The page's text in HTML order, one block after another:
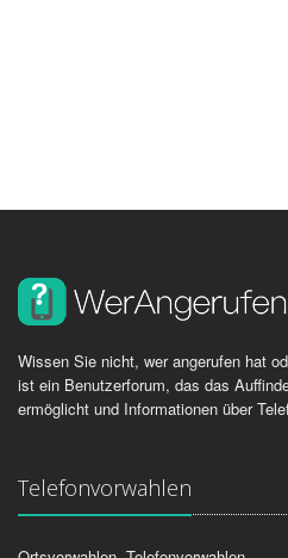
Wissen Sie nicht, wer angerufen hat
ist ein Benutzerforum, das das
ermöglicht und Informationen über
Telefonvorwahlen